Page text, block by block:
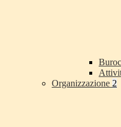
Organizzazione 2